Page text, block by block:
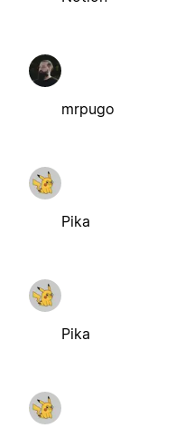
mrpugo
Pika
Pika